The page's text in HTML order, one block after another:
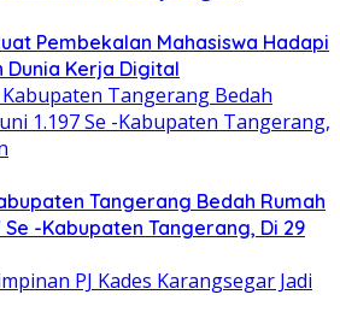
Pembekalan Mahasiswa Hadapi
Dunia Kerja Digital
Tangerang Bedah Rumah
Se -Kabupaten Tangerang, Di 29